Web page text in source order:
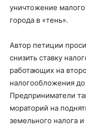
уничтожение
города в «тень».
Автор петиции
снизить ставку
работающих на
налогообложения
Предприниматели
мораторий на
земельного налога